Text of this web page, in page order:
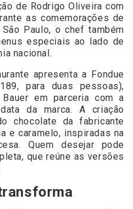
de Rodrigo Oliveira com
as comemorações de
Paulo, o chef também
especiais ao lado de
nacional.
apresenta a Fondue
para duas pessoas),
em parceria com a
da marca. A criação
chocolate da fabricante
e caramelo, inspiradas na
Quem desejar pode
que reúne as versões